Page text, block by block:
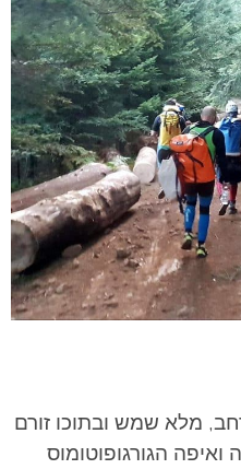
מלא שמש ובתוכו זורם
הגורגופוטומוס